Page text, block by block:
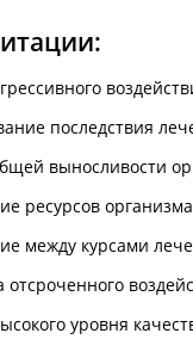
последствия
выносливости
ресурсов
между курсами
отсроченного
уровня